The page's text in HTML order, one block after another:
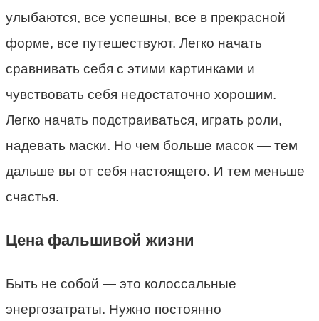
улыбаются, все успешны, все в прекрасной
форме, все путешествуют. Легко начать
сравнивать себя с этими картинками и
чувствовать себя недостаточно хорошим.
Легко начать подстраиваться, играть роли,
надевать маски. Но чем больше масок — тем
дальше вы от себя настоящего. И тем меньше
счастья.
Цена фальшивой жизни
Быть не собой — это колоссальные
энергозатраты. Нужно постоянно